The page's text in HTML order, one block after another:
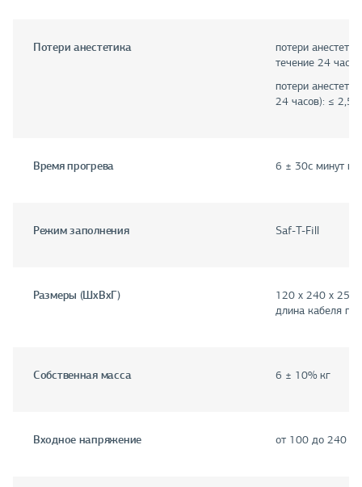
Потери анестетика
потери
течение 24
потери
24 часов): ≤ 2,5
Время прогрева 6 ± 30с минут
Режим заполнения Saf-T-Fill
Размеры (ШхВхГ)
120 х 240 х
длина кабеля
Собственная масса 6 ± 10% кг
Входное напряжение от 100 до 240 В